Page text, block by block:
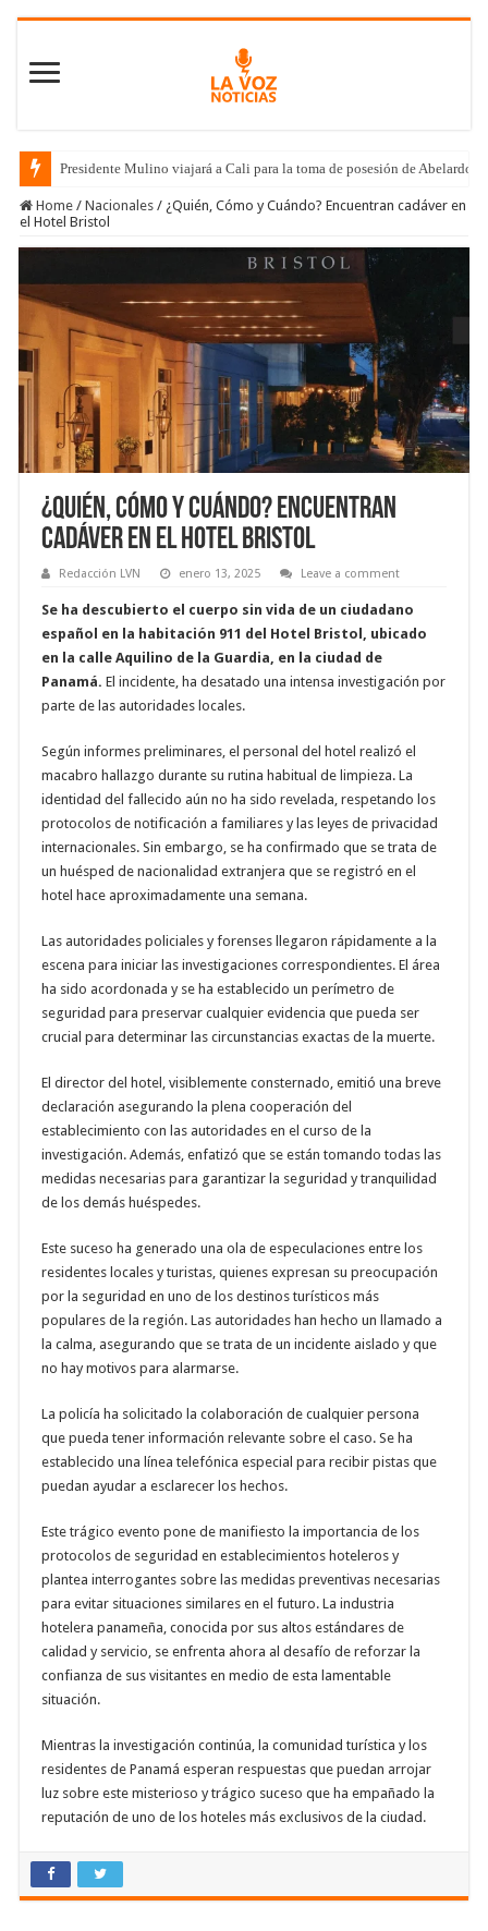
Presidente Mulino viajará a Cali para la toma de posesión de Abelardo
Home / Nacionales / ¿Quién, Cómo y Cuándo? Encuentran cadáver en
el Hotel Bristol
¿Quién, Cómo y Cuándo? Encuentran
cadáver en el Hotel Bristol
Redacción LVN enero 13, 2025 Leave a comment
Se ha descubierto el cuerpo sin vida de un ciudadano
español en la habitación 911 del Hotel Bristol, ubicado
en la calle Aquilino de la Guardia, en la ciudad de
Panamá. El incidente, ha desatado una intensa investigación por
parte de las autoridades locales.
Según informes preliminares, el personal del hotel realizó el
macabro hallazgo durante su rutina habitual de limpieza. La
identidad del fallecido aún no ha sido revelada, respetando los
protocolos de notificación a familiares y las leyes de privacidad
internacionales. Sin embargo, se ha confirmado que se trata de
un huésped de nacionalidad extranjera que se registró en el
hotel hace aproximadamente una semana.
Las autoridades policiales y forenses llegaron rápidamente a la
escena para iniciar las investigaciones correspondientes. El área
ha sido acordonada y se ha establecido un perímetro de
seguridad para preservar cualquier evidencia que pueda ser
crucial para determinar las circunstancias exactas de la muerte.
El director del hotel, visiblemente consternado, emitió una breve
declaración asegurando la plena cooperación del
establecimiento con las autoridades en el curso de la
investigación. Además, enfatizó que se están tomando todas las
medidas necesarias para garantizar la seguridad y tranquilidad
de los demás huéspedes.
Este suceso ha generado una ola de especulaciones entre los
residentes locales y turistas, quienes expresan su preocupación
por la seguridad en uno de los destinos turísticos más
populares de la región. Las autoridades han hecho un llamado a
la calma, asegurando que se trata de un incidente aislado y que
no hay motivos para alarmarse.
La policía ha solicitado la colaboración de cualquier persona
que pueda tener información relevante sobre el caso. Se ha
establecido una línea telefónica especial para recibir pistas que
puedan ayudar a esclarecer los hechos.
Este trágico evento pone de manifiesto la importancia de los
protocolos de seguridad en establecimientos hoteleros y
plantea interrogantes sobre las medidas preventivas necesarias
para evitar situaciones similares en el futuro. La industria
hotelera panameña, conocida por sus altos estándares de
calidad y servicio, se enfrenta ahora al desafío de reforzar la
confianza de sus visitantes en medio de esta lamentable
situación.
Mientras la investigación continúa, la comunidad turística y los
residentes de Panamá esperan respuestas que puedan arrojar
luz sobre este misterioso y trágico suceso que ha empañado la
reputación de uno de los hoteles más exclusivos de la ciudad.